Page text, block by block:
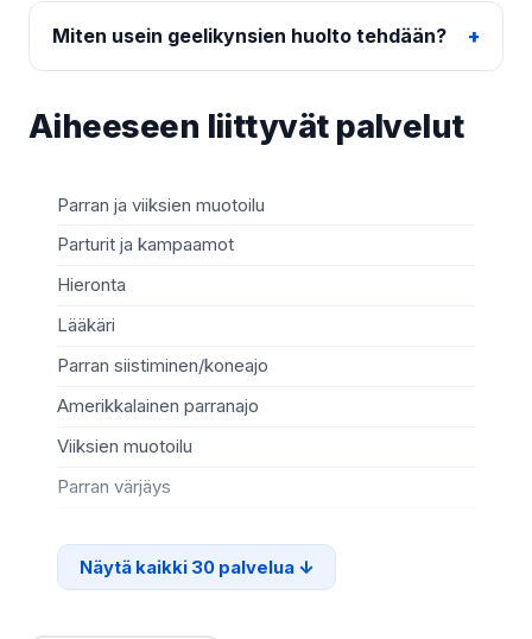
Miten usein geelikynsien huolto tehdään?
Aiheeseen liittyvät palvelut
Parran ja viiksien muotoilu
Parturit ja kampaamot
Hieronta
Lääkäri
Parran siistiminen/koneajo
Amerikkalainen parranajo
Viiksien muotoilu
Parran värjäys
Näytä kaikki 30 palvelua